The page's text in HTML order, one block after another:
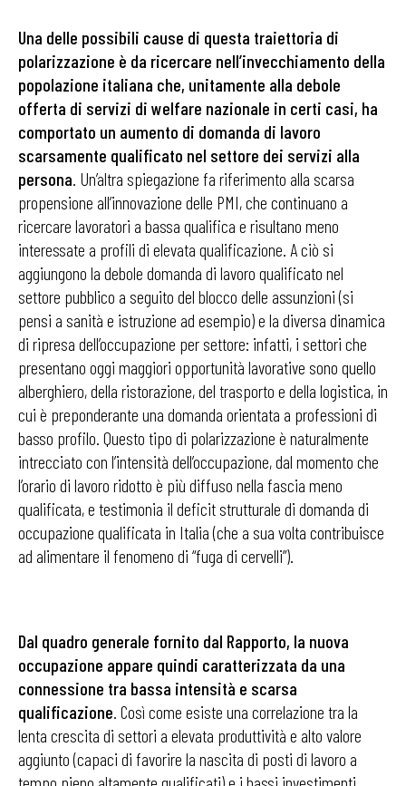
Una delle possibili cause di questa traiettoria di
polarizzazione è da ricercare nell’invecchiamento della
popolazione italiana che, unitamente alla debole
offerta di servizi di welfare nazionale in certi casi, ha
comportato un aumento di domanda di lavoro
scarsamente qualificato nel settore dei servizi alla
persona. Un’altra spiegazione fa riferimento alla scarsa
propensione all’innovazione delle PMI, che continuano a
ricercare lavoratori a bassa qualifica e risultano meno
interessate a profili di elevata qualificazione. A ciò si
aggiungono la debole domanda di lavoro qualificato nel
settore pubblico a seguito del blocco delle assunzioni (si
pensi a sanità e istruzione ad esempio) e la diversa dinamica
di ripresa dell’occupazione per settore: infatti, i settori che
presentano oggi maggiori opportunità lavorative sono quello
alberghiero, della ristorazione, del trasporto e della logistica, in
cui è preponderante una domanda orientata a professioni di
basso profilo. Questo tipo di polarizzazione è naturalmente
intrecciato con l’intensità dell’occupazione, dal momento che
l’orario di lavoro ridotto è più diffuso nella fascia meno
qualificata, e testimonia il deficit strutturale di domanda di
occupazione qualificata in Italia (che a sua volta contribuisce
ad alimentare il fenomeno di “fuga di cervelli”).
Dal quadro generale fornito dal Rapporto, la nuova
occupazione appare quindi caratterizzata da una
connessione tra bassa intensità e scarsa
qualificazione. Così come esiste una correlazione tra la
lenta crescita di settori a elevata produttività e alto valore
aggiunto (capaci di favorire la nascita di posti di lavoro a